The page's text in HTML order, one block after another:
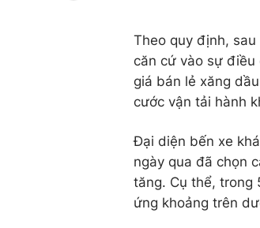
Theo quy định,
căn cứ vào sự điều
giá bán lẻ xăng
cước vận tải hành
Đại diện bến xe
ngày qua đã chọn
tăng. Cụ thể, trong
ứng khoảng trên